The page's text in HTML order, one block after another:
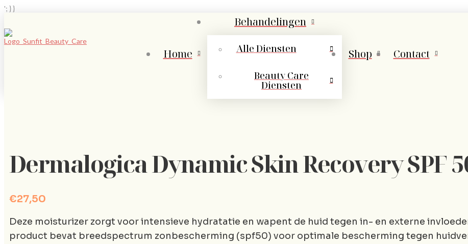
'; } }
Home
Behandelingen
Alle Diensten
Beauty Care
Diensten
Shop Contact
Dermalogica Dynamic Skin Recovery SPF
€27,50
Deze moisturizer zorgt voor intensieve hydratatie en wapent de huid tegen in- en externe
product bevat breedspectrum zonbescherming (spf50) voor optimale bescherming tegen